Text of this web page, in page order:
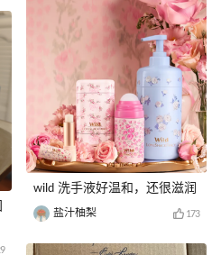
wild 洗手液好温和，还很滋润
盐汁柚梨 173